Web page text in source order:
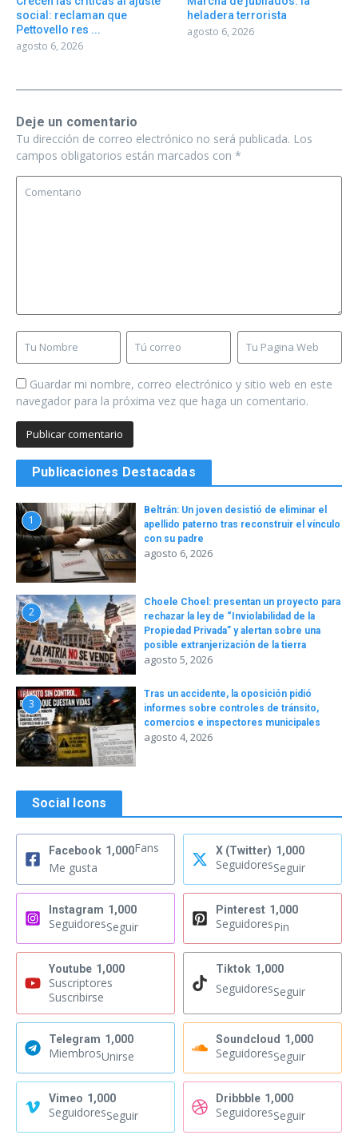
social: reclaman que
Pettovello res ...
agosto 6, 2026
heladera terrorista
agosto 6, 2026
Deje un comentario
Tu dirección de correo electrónico no será publicada. Los
campos obligatorios están marcados con *
Guardar mi nombre, correo electrónico y sitio web en este
navegador para la próxima vez que haga un comentario.
Publicaciones Destacadas
1
Beltrán: Un joven desistió de eliminar el
apellido paterno tras reconstruir el vínculo
con su padre
agosto 6, 2026
2
Choele Choel: presentan un proyecto para
rechazar la ley de “Inviolabilidad de la
Propiedad Privada” y alertan sobre una
posible extranjerización de la tierra
agosto 5, 2026
3
Tras un accidente, la oposición pidió
informes sobre controles de tránsito,
comercios e inspectores municipales
agosto 4, 2026
Social Icons
Facebook 1,000Fans
Me gusta
X (Twitter) 1,000
SeguidoresSeguir
Instagram 1,000
SeguidoresSeguir
Pinterest 1,000
SeguidoresPin
Youtube 1,000
Suscriptores
Suscribirse
Tiktok 1,000
SeguidoresSeguir
Telegram 1,000
MiembrosUnirse
Soundcloud 1,000
SeguidoresSeguir
Vimeo 1,000
SeguidoresSeguir
Dribbble 1,000
SeguidoresSeguir